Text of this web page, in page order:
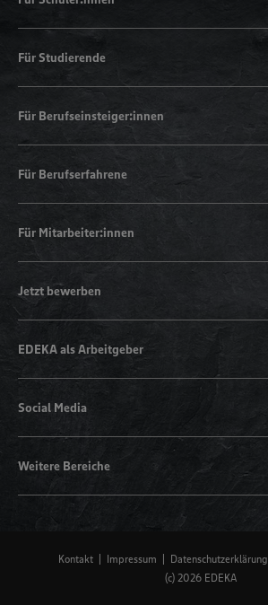
Für Studierende
Für Berufseinsteiger:innen
Für Berufserfahrene
Für Mitarbeiter:innen
Jetzt bewerben
EDEKA als Arbeitgeber
Social Media
Weitere Bereiche
Kontakt Impressum Datenschutzerklärung
(c) 2026 EDEKA